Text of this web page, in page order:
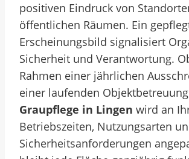
positiven Eindruck von
öffentlichen Räumen. Ein
Erscheinungsbild signalisiert
Sicherheit und Verantwortung.
Rahmen einer jährlichen
einer laufenden
Graupflege in Lingen wird an
Betriebszeiten, Nutzungsarten
Sicherheitsanforderungen